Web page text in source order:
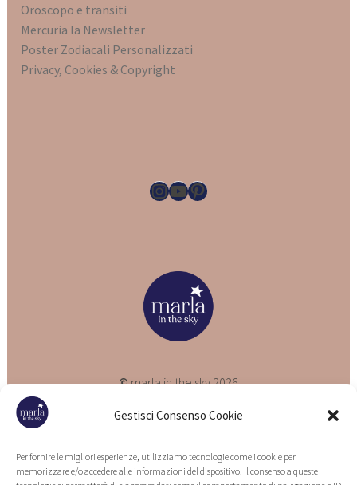
Gestisci Consenso Cookie
Per fornire le migliori esperienze, utilizziamo tecnologie come i cookie per
memorizzare e/o accedere alle informazioni del dispositivo. Il consenso a queste
Oroscopo e transiti
Mercuria la Newsletter
Poster Zodiacali Personalizzati
Privacy, Cookies & Copyright
Instagram
YouTube
Pinterest
©marla in the sky 2026
Parliamo?